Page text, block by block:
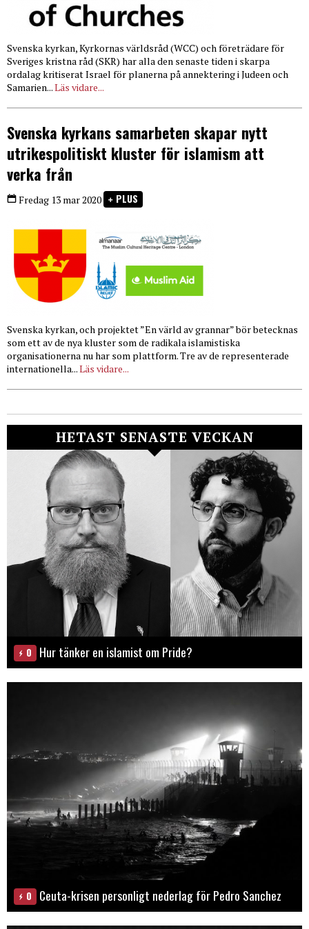
Svenska kyrkan, Kyrkornas världsråd (WCC) och företrädare för
Sveriges kristna råd (SKR) har alla den senaste tiden i skarpa
ordalag kritiserat Israel för planerna på annektering i Judeen och
Samarien...Läs vidare...
Svenska kyrkans samarbeten skapar nytt
utrikespolitiskt kluster för islamism att
verka från
Fredag 13 mar 2020 PLUS
Svenska kyrkan, och projektet ”En värld av grannar” bör betecknas
som ett av de nya kluster som de radikala islamistiska
organisationerna nu har som plattform. Tre av de representerade
internationella...Läs vidare...
HETAST SENASTE VECKAN
0 Hur tänker en islamist om Pride?
0 Ceuta-krisen personligt nederlag för Pedro Sanchez